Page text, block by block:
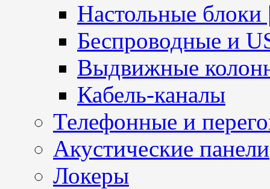
Настольные блоки
Беспроводные и
Выдвижные
Кабель-каналы
Телефонные и
Акустические панели
Локеры